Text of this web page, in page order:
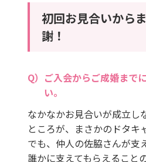
初回お見合いから
謝！
ご入会からご成婚まで
い。
なかなかお見合いが成立し
ところが、まさかのドタキ
でも、仲人の佐脇さんが支
誰かに支えてもらえること